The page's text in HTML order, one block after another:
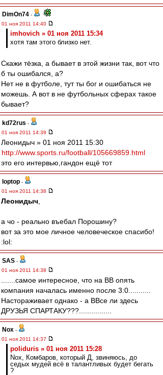
DimOn74 -
01 ноя 2011 14:40
imhovich » 01 ноя 2011 15:34
хотя там этого близко нет.
Скажи тёзка, а бывает в этой жизни так, вот что
б ты ошибался, а?
Нет не в футболе, тут ты бог и ошибаться не
можешь. А вот в не футбольных сферах такое
бывает?
kd72rus -
01 ноя 2011 14:39
Леонидыч » 01 ноя 2011 15:30
http://www.sports.ru/football/105669859.html
это его интервью,гандон ещё тот
loptop -
01 ноя 2011 14:38
Леонидыч
а чо - реально въебал Порошину?
вот за это мое личное человеческое спасибо!
:lol:
SAS -
01 ноя 2011 14:38
.......самое интересное, что на ВВ опять
компания началась именно после 3:0...........
Настораживает однако - а ВВсе ли здесь
ДРУЗЬЯ СПАРТАКУ???................
Nox -
01 ноя 2011 14:37
poliduris » 01 ноя 2011 15:28
Nox, Комбаров, который Д, звиняюсь, до
седых мудей всё в талантливых будет бегать
?